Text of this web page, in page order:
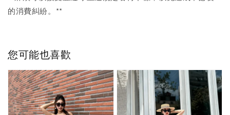
的消費糾紛。**
您可能也喜歡